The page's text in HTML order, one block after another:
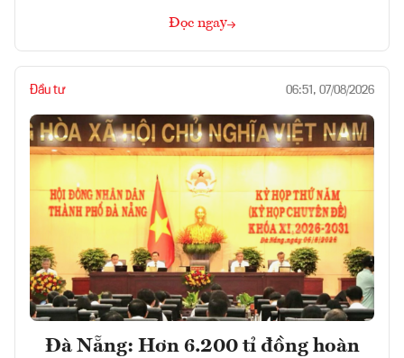
Đọc ngay
Đầu tư 06:51, 07/08/2026
Đà Nẵng: Hơn 6.200 tỉ đồng hoàn